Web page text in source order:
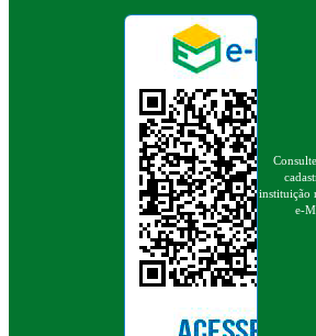
instituição
e-